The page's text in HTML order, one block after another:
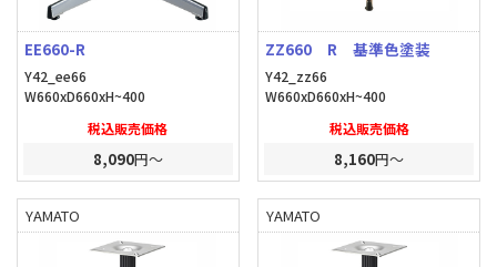
EE660-R
Y42_ee66
W660xD660xH~400
税込販売価格
8,090円～
ZZ660 R 基準色塗装
Y42_zz66
W660xD660xH~400
税込販売価格
8,160円～
YAMATO YAMATO